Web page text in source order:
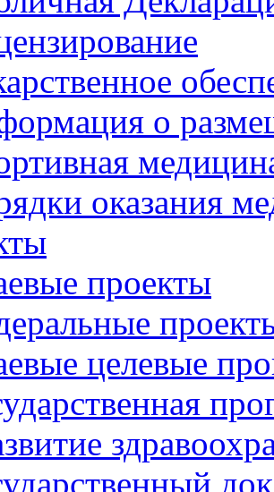
о
оказания
проекты
целевые